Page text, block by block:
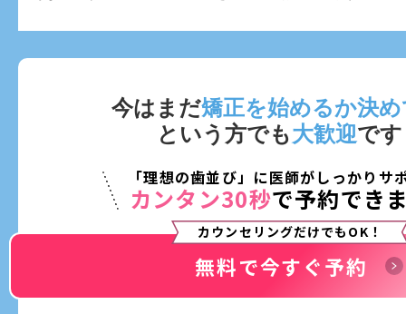
今はまだ矯正を始めるか決
という方でも大歓迎で
「理想の歯並び」に医師がしっかりサ
カンタン30秒で予約でき
カウンセリングだけでもOK！
無料で今すぐ予約